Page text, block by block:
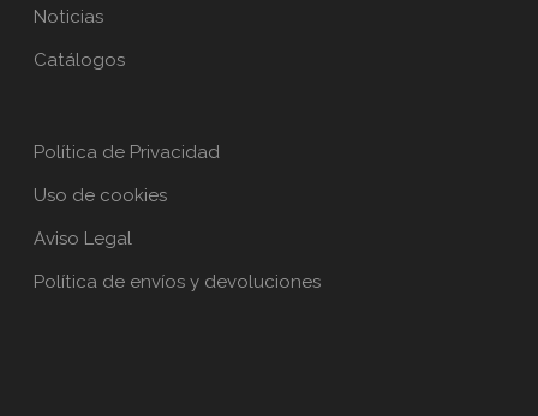
Noticias
Catálogos
Política de Privacidad
Uso de cookies
Aviso Legal
Política de envíos y devoluciones